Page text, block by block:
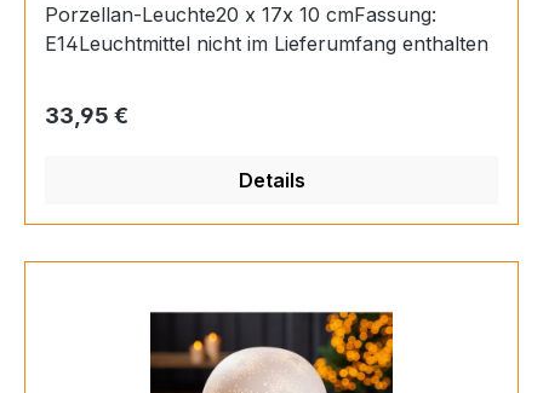
Porzellan-Leuchte20 x 17x 10 cmFassung:
E14Leuchtmittel nicht im Lieferumfang enthalten
Regulärer Preis:
33,95 €
Details